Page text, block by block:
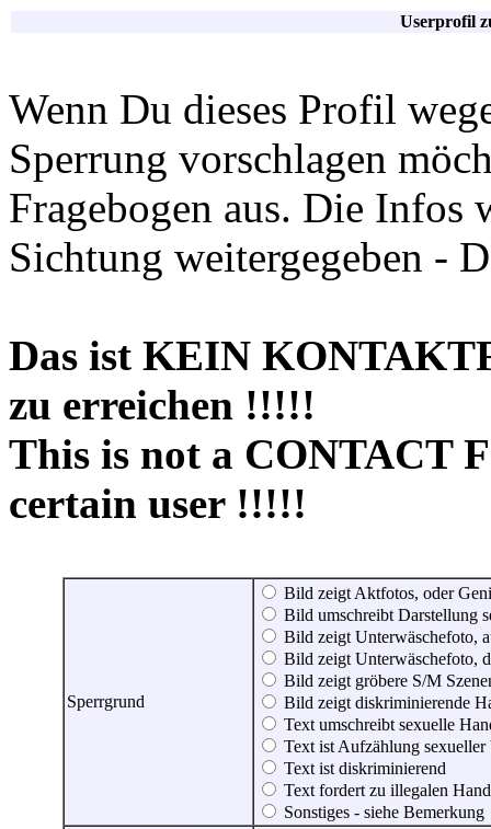
Userprofil
Wenn Du dieses Profil
Sperrung vorschlagen
Fragebogen aus. Die Infos
Sichtung weitergegeben -
Das ist KEIN
zu erreichen !!!!!
This is not a CONTACT
certain user !!!!!
Sperrgrund
Bild zeigt Aktfotos, oder
Bild umschreibt Darstellung
Bild zeigt Unterwäschefoto,
Bild zeigt Unterwäschefoto,
Bild zeigt gröbere S/M
Bild zeigt diskriminierende
Text umschreibt sexuelle
Text ist Aufzählung sexueller
Text ist diskriminierend
Text fordert zu illegalen
Sonstiges - siehe Bemerkung